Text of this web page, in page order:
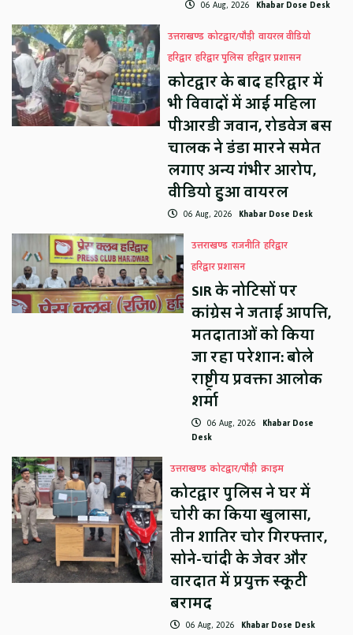
06 Aug, 2026 Khabar Dose Desk
उत्तराखण्ड कोटद्वार/पौड़ी वायरल वीडियो
हरिद्वार हरिद्वार पुलिस हरिद्वार प्रशासन
कोटद्वार के बाद हरिद्वार में
भी विवादों में आई महिला
पीआरडी जवान, रोडवेज बस
चालक ने डंडा मारने समेत
लगाए अन्य गंभीर आरोप,
वीडियो हुआ वायरल
06 Aug, 2026 Khabar Dose Desk
उत्तराखण्ड राजनीति हरिद्वार
हरिद्वार प्रशासन
SIR के नोटिसों पर
कांग्रेस ने जताई आपत्ति,
मतदाताओं को किया
जा रहा परेशान: बोले
राष्ट्रीय प्रवक्ता आलोक
शर्मा
06 Aug, 2026 Khabar Dose
Desk
उत्तराखण्ड कोटद्वार/पौड़ी क्राइम
कोटद्वार पुलिस ने घर में
चोरी का किया खुलासा,
तीन शातिर चोर गिरफ्तार,
सोने-चांदी के जेवर और
वारदात में प्रयुक्त स्कूटी
बरामद
06 Aug, 2026 Khabar Dose Desk